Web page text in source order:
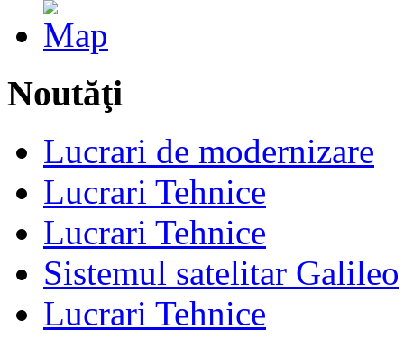
Noutăţi
Lucrari de modernizare
Lucrari Tehnice
Lucrari Tehnice
Sistemul satelitar Galileo
Lucrari Tehnice